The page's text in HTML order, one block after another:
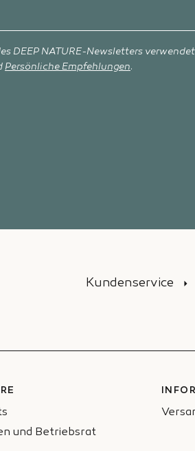
DEEP NATURE-Newsletters
Persönliche Empfehlungen.
Kundenservice
und Betriebsrat